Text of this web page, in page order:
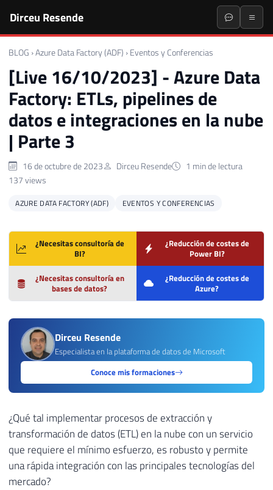
Dirceu Resende
BLOG ›Azure Data Factory (ADF) › Eventos y Conferencias
[Live 16/10/2023] - Azure Data
Factory: ETLs, pipelines de
datos e integraciones en la nube
| Parte 3
16 de octubre de 2023 Dirceu Resende
1 min de lectura
137 views
AZURE DATA FACTORY (ADF) EVENTOS Y CONFERENCIAS
¿Necesitas consultoría de
BI?
¿Reducción de costes de
Power BI?
¿Necesitas consultoría en
bases de datos?
¿Reducción de costes de
Azure?
Dirceu Resende
Especialista en la plataforma de datos de Microsoft
Conoce mis formaciones
¿Qué tal implementar procesos de extracción y
transformación de datos (ETL) en la nube con un servicio
que requiere el mínimo esfuerzo, es robusto y permite
una rápida integración con las principales tecnologías del
mercado?